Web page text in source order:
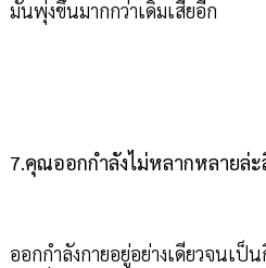
มันพุ่งขึ้นมากกว่าเดิมเสียอีก
7.คุณออกกำลังไม่หลากหลายล่ะ
ออกกำลังกายอยู่อย่างเดียวจนเป็